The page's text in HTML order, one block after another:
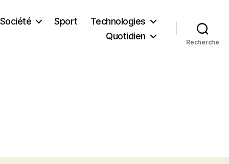
Société Sport
Technologies
Quotidien
Recherche